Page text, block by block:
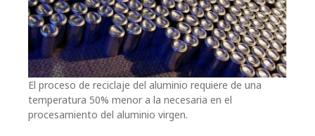
El proceso de reciclaje del aluminio requiere de una
temperatura 50% menor a la necesaria en el
procesamiento del aluminio virgen.